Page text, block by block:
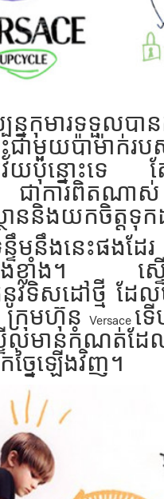
កុមារទទួលបាន
ជាមួយប៉ាម៉ាក់
យប៉ុន្នោះទេ ត
ជាការពិតណ
ននិងយកចិត្តទុកដា
េះផងដែរ ក្រុ
ងខ្លាំង។ ស្ទើរ
វទិសដៅថ្មី ដែល
រុមហ៊ុន Versace ទ
ទីលមានកំណត់ដ
ែច្នៃឡើងវិញ។